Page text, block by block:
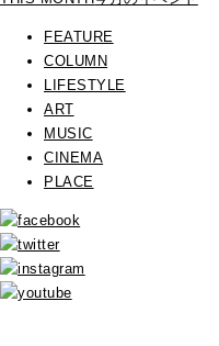
FEATURE
COLUMN
LIFESTYLE
ART
MUSIC
CINEMA
PLACE